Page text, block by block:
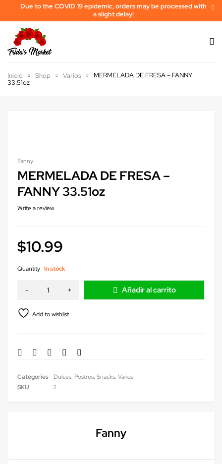
Due to the COVID 19 epidemic, orders may be processed with
a slight delay!
Inicio Shop Varios
MERMELADA DE FRESA – FANNY
33.51oz
Fanny
Fanny
MERMELADA DE FRESA –
FANNY 33.51oz
Write a review
$10.99
Quantity In stock
Añadir al carrito
Categories Dulces, Postres, Snacks, Varios
SKU
2